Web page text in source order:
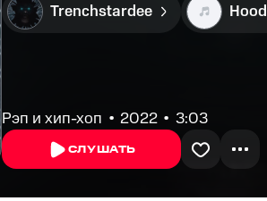
Trenchstardee
Рэп и хип-хоп 2022 3:03
СЛУШАТЬ